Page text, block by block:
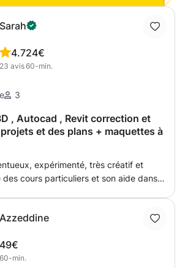
Sarah
4.7
23 avis
24€
60-min.
3
, Autocad , Revit correction et
et des plans + maquettes à
expérimenté, très créatif et
cours particuliers et son aide dans
cliniques ...) * formation et
correction de projets, recherches
ect.... *Revit: apprentissage et
Azzeddine
49€
60-min.